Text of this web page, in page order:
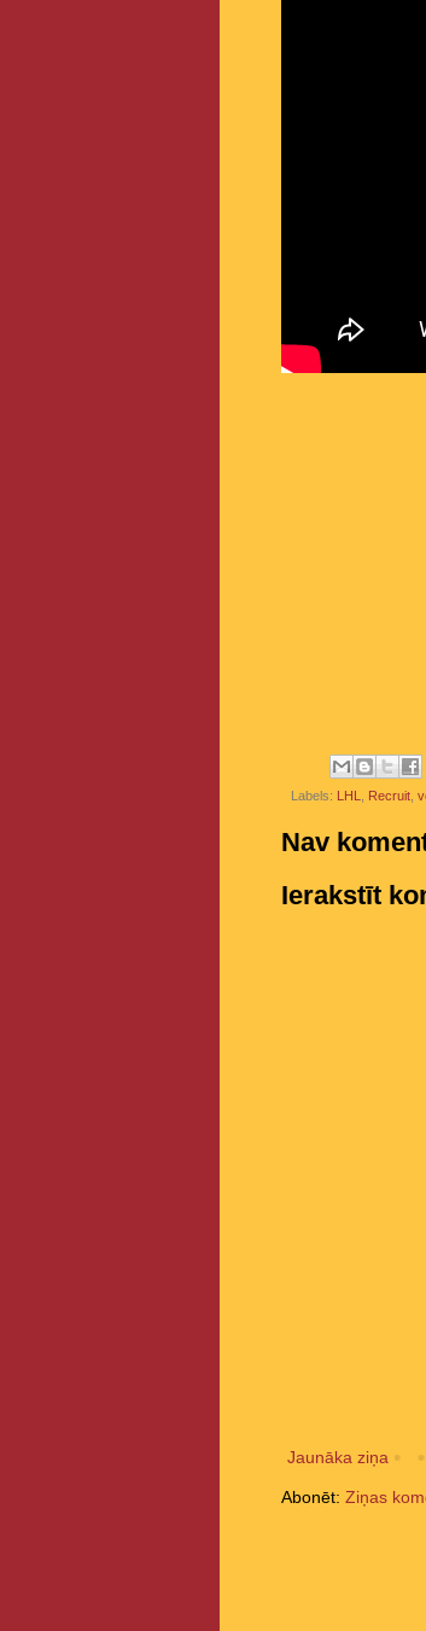
Labels: LHL Recruit,
Nav
Ierakstīt
Jaunāka ziņa
Abonēt: Ziņas